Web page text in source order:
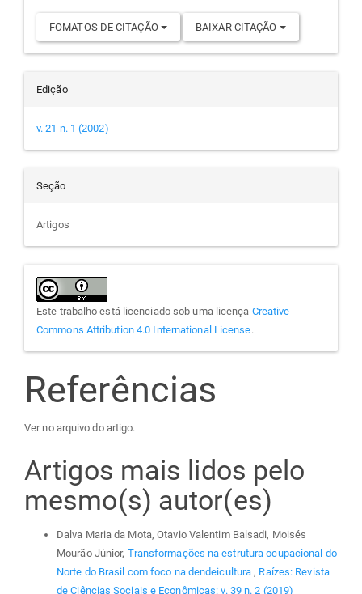
FOMATOS DE CITAÇÃO BAIXAR CITAÇÃO
Edição
v. 21 n. 1 (2002)
Seção
Artigos
Este trabalho está licenciado sob uma licença Creative
Commons Attribution 4.0 International License.
Referências
Ver no arquivo do artigo.
Artigos mais lidos pelo
mesmo(s) autor(es)
Dalva Maria da Mota, Otavio Valentim Balsadi, Moisés
Mourão Júnior, Transformações na estrutura ocupacional do
Norte do Brasil com foco na dendeicultura , Raízes: Revista
de Ciências Sociais e Econômicas: v. 39 n. 2 (2019)